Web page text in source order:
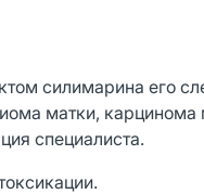
силимарина его
матки, карцинома
специалиста.